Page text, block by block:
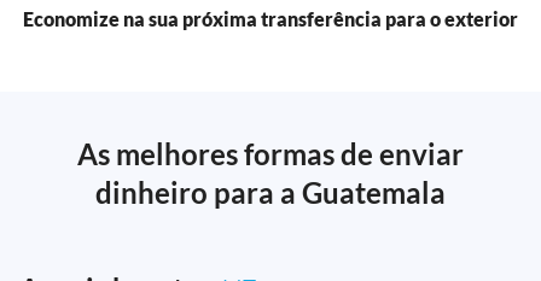
Economize na sua próxima transferência para o exterior
As melhores formas de enviar
dinheiro para a Guatemala